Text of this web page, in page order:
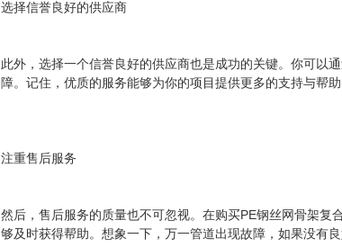
选择信誉良好的供应商
此外，选择一个信誉良好的供应商也是成功的关键。你可以
障。记住，优质的服务能够为你的项目提供更多的支持与帮助
注重售后服务
然后，售后服务的质量也不可忽视。在购买PE钢丝网骨架
够及时获得帮助。想象一下，万一管道出现故障，如果没有